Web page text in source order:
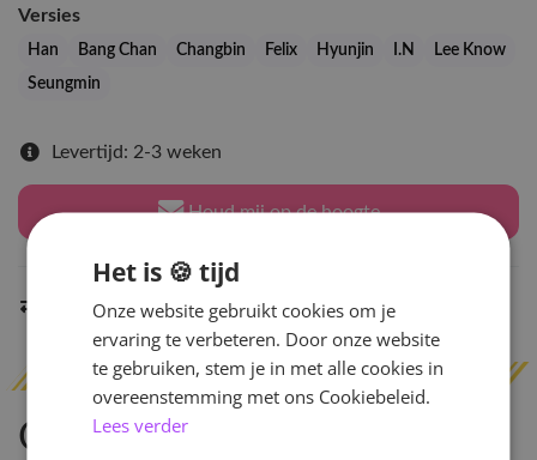
Versies
Han Bang Chan Changbin Felix Hyunjin I.N
Lee Know
Seungmin
Levertijd: 2-3 weken
Houd mij op de hoogte
Indien op voorraadbinnen 2 werkdagenverzonden
Omschrijving
Het is 🍪 tijd
Onze website gebruikt cookies om je
ervaring te verbeteren. Door onze website
te gebruiken, stem je in met alle cookies in
overeenstemming met ons Cookiebeleid.
Lees verder